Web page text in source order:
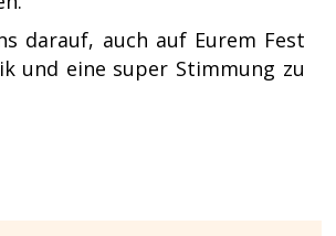
darauf, auch auf Eurem Fest
und eine super Stimmung zu